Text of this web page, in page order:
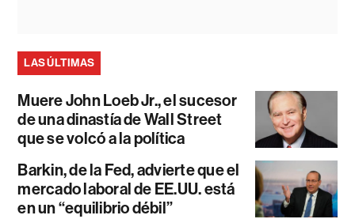
LAS ÚLTIMAS
Muere John Loeb Jr., el sucesor
de una dinastía de Wall Street
que se volcó a la política
Barkin, de la Fed, advierte que el
mercado laboral de EE.UU. está
en un “equilibrio débil”